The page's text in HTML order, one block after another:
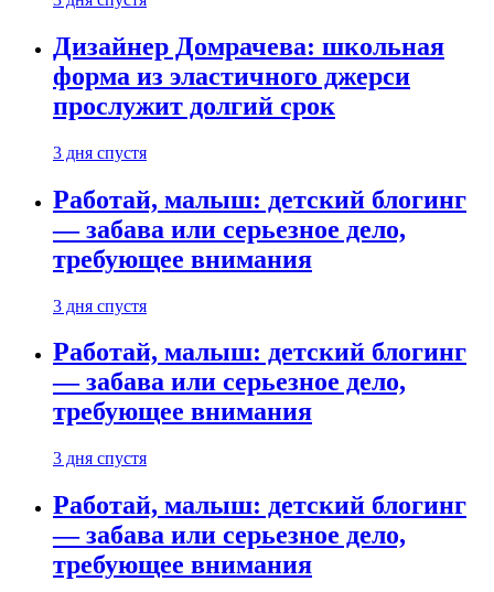
Дизайнер Домрачева: школьная
форма из эластичного джерси
прослужит долгий срок
3 дня спустя
Работай, малыш: детский блогинг
— забава или серьезное дело,
требующее внимания
3 дня спустя
Работай, малыш: детский блогинг
— забава или серьезное дело,
требующее внимания
3 дня спустя
Работай, малыш: детский блогинг
— забава или серьезное дело,
требующее внимания